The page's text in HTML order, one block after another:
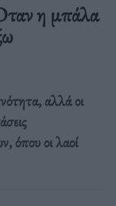
η μπάλα
αλλά οι
όπου οι λαοί